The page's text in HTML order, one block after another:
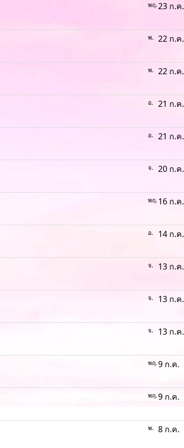
พฤ.23 ก.ค.
พ. 22 ก.ค.
พ. 22 ก.ค.
อ. 21 ก.ค.
อ. 21 ก.ค.
จ. 20 ก.ค.
พฤ. 16 ก.ค.
อ. 14 ก.ค.
จ. 13 ก.ค.
จ. 13 ก.ค.
จ. 13 ก.ค.
พฤ.9 ก.ค.
พฤ.9 ก.ค.
พ. 8 ก.ค.